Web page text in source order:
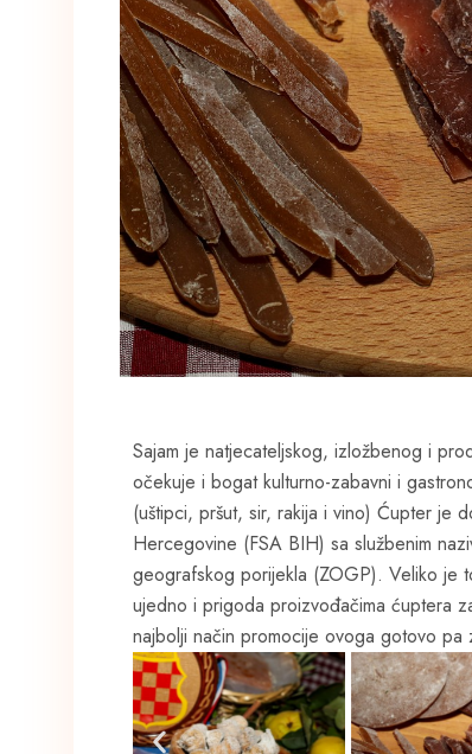
Sajam je natjecateljskog, izložbenog i
očekuje i bogat kulturno-zabavni i
(uštipci, pršut, sir, rakija i vino) Ćupter je
Hercegovine (FSA BIH) sa službenim
geografskog porijekla (ZOGP). Veliko je
ujedno i prigoda proizvođačima ćuptera
najbolji način promocije ovoga gotovo pa